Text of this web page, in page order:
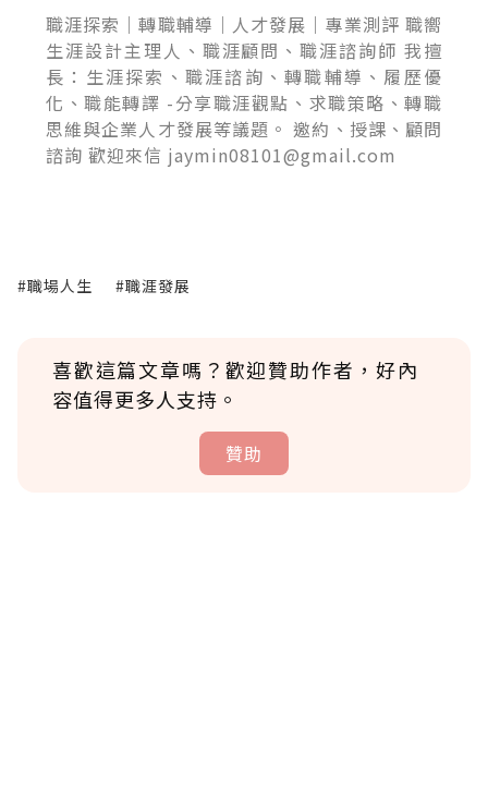
職涯探索｜轉職輔導｜人才發展｜專業測評 職嚮
生涯設計主理人、職涯顧問、職涯諮詢師 我擅
長：生涯探索、職涯諮詢、轉職輔導、履歷優
化、職能轉譯 -分享職涯觀點、求職策略、轉職
思維與企業人才發展等議題。 邀約、授課、顧問
諮詢 歡迎來信 jaymin08101@gmail.com
#職場人生 #職涯發展
喜歡這篇文章嗎？歡迎贊助作者，好內
容值得更多人支持。
贊助